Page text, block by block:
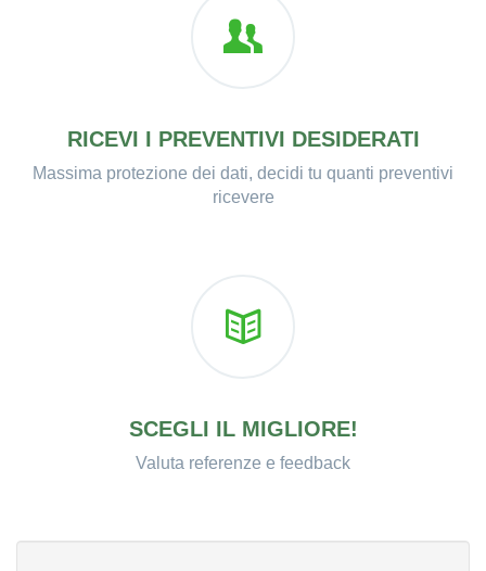
RICEVI I PREVENTIVI DESIDERATI
Massima protezione dei dati, decidi tu quanti preventivi
ricevere
SCEGLI IL MIGLIORE!
Valuta referenze e feedback